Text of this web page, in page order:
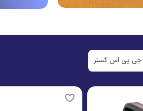
ردیاب
جی پی اس گستر